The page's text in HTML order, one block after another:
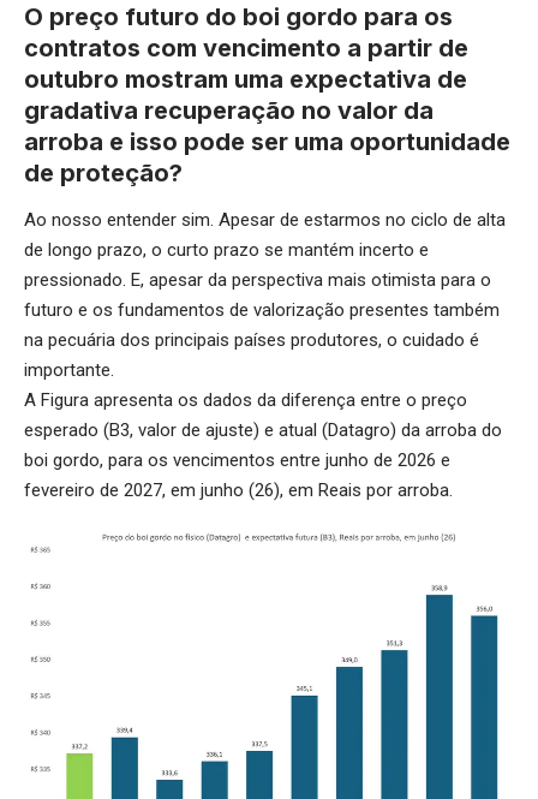
O preço futuro do boi gordo para os
contratos com vencimento a partir de
outubro mostram uma expectativa de
gradativa recuperação no valor da
arroba e isso pode ser uma oportunidade
de proteção?
Ao nosso entender sim. Apesar de estarmos no ciclo de alta
de longo prazo, o curto prazo se mantém incerto e
pressionado. E, apesar da perspectiva mais otimista para o
futuro e os fundamentos de valorização presentes também
na pecuária dos principais países produtores, o cuidado é
importante.
A Figura apresenta os dados da diferença entre o preço
esperado (B3, valor de ajuste) e atual (Datagro) da arroba do
boi gordo, para os vencimentos entre junho de 2026 e
fevereiro de 2027, em junho (26), em Reais por arroba.